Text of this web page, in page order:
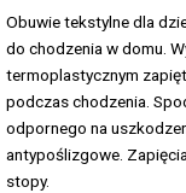
Obuwie tekstylne dla
do chodzenia w domu.
termoplastycznym
podczas chodzenia.
odpornego na
antypoślizgowe.
stopy.